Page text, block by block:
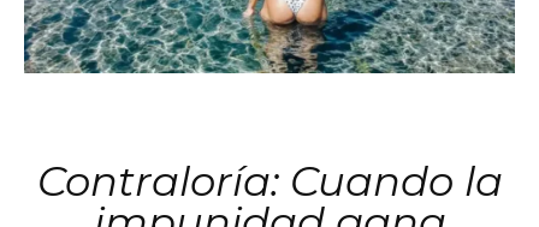
Contraloría: Cuando la